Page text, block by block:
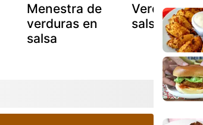
Menestra de
verduras en
salsa
Verduras
salsa